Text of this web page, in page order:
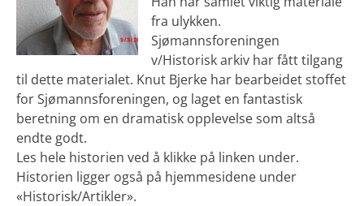
fra ulykken.
Sjømannsforeningen
v/Historisk arkiv har fått tilgang
til dette materialet. Knut Bjerke har bearbeidet stoffet
for Sjømannsforeningen, og laget en fantastisk
beretning om en dramatisk opplevelse som altså
endte godt.
Les hele historien ved å klikke på linken under.
Historien ligger også på hjemmesidene under
«Historisk/Artikler».